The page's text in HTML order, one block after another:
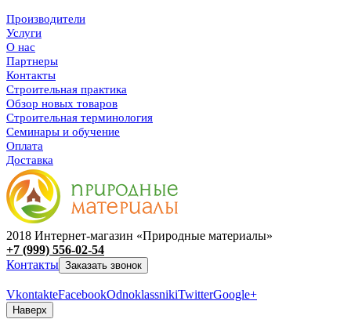
Производители
Услуги
О нас
Партнеры
Контакты
Строительная практика
Обзор новых товаров
Строительная терминология
Семинары и обучение
Оплата
Доставка
2018 Интернет-магазин «Природные материалы»
+7 (999) 556-02-54
Контакты Заказать звонок
VkontakteFacebookOdnoklassnikiTwitterGoogle+
Наверх